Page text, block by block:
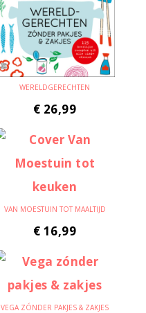
WERELDGERECHTEN
€ 26,99
VAN MOESTUIN TOT MAALTIJD
€ 16,99
VEGA ZÓNDER PAKJES & ZAKJES